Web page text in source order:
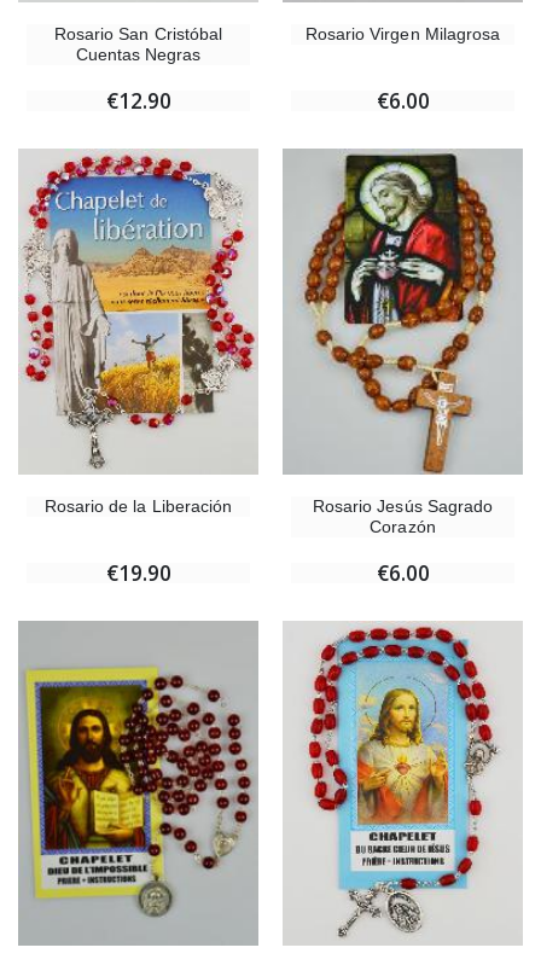
Rosario San Cristóbal
Cuentas Negras
€12.90
Rosario Virgen Milagrosa
€6.00
Rosario de la Liberación
€19.90
Rosario Jesús Sagrado
Corazón
€6.00